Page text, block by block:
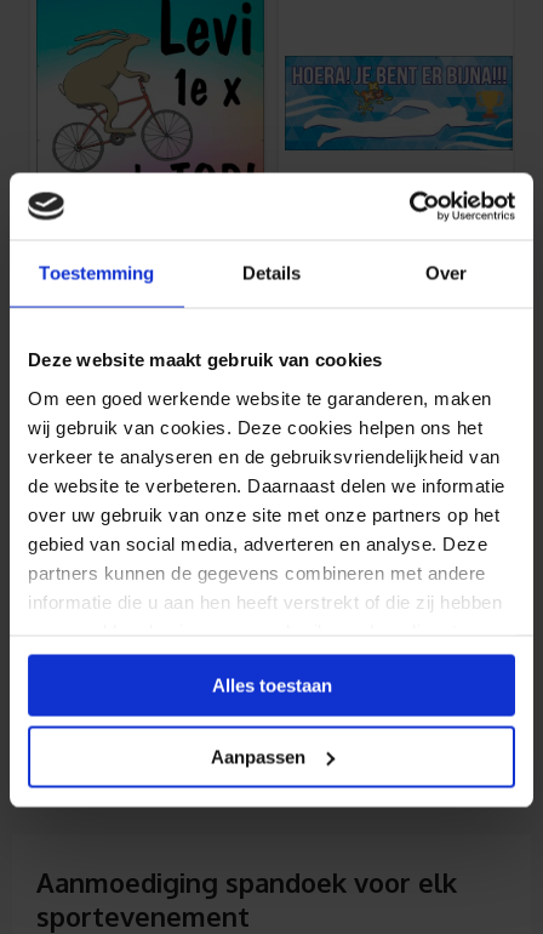
Toestemming Details Over
Deze website maakt gebruik van cookies
Om een goed werkende website te garanderen, maken
wij gebruik van cookies. Deze cookies helpen ons het
verkeer te analyseren en de gebruiksvriendelijkheid van
de website te verbeteren. Daarnaast delen we informatie
over uw gebruik van onze site met onze partners op het
gebied van social media, adverteren en analyse. Deze
partners kunnen de gegevens combineren met andere
informatie die u aan hen heeft verstrekt of die zij hebben
Alles toestaan
Aanpassen
bijv. 1 stuks 130 x 130 cm
€45.15
bijv. 1 stuks 120 x 50 cm
bijv. 1 stuks 175 x 100 cm bijv. 1 stuks 100 x 125 cm
€38.15
Aanmoediging spandoek voor elk
sportevenement